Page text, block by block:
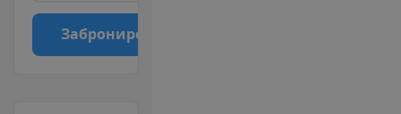
Заброниро